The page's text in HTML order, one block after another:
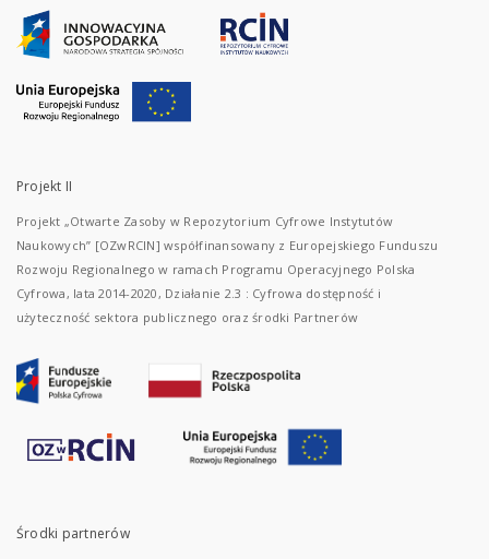
Projekt II
Projekt „Otwarte Zasoby w Repozytorium Cyfrowe Instytutów
Naukowych” [OZwRCIN] współfinansowany z Europejskiego Funduszu
Rozwoju Regionalnego w ramach Programu Operacyjnego Polska
Cyfrowa, lata 2014-2020, Działanie 2.3 : Cyfrowa dostępność i
użyteczność sektora publicznego oraz środki Partnerów
Środki partnerów